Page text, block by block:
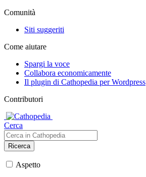
Comunità
Siti suggeriti
Come aiutare
Spargi la voce
Collabora economicamente
Il plugin di Cathopedia per Wordpress
Contributori
Cerca
Ricerca
Aspetto